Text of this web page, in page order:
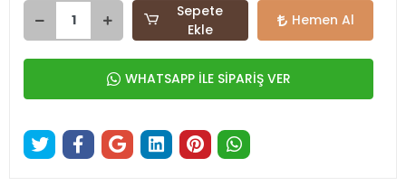
Sepete
Ekle
Hemen Al
WHATSAPP İLE SİPARİŞ VER